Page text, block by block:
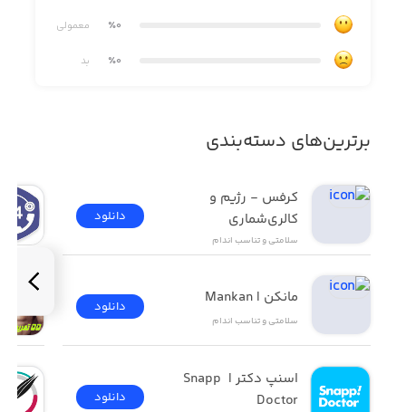
٪0 معمولی
٪0 بد
برترین‌های دسته‌بندی
کالری‌شماری
سلامتی و تناسب اندام
دانلود
مانکن |‌ Mankan
سلامتی و تناسب اندام
دانلود
اسنپ دکتر | Snapp
Doctor
دانلود